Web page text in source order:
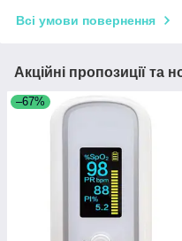
Всі умови повернення
Акційні пропозиції та
–67%